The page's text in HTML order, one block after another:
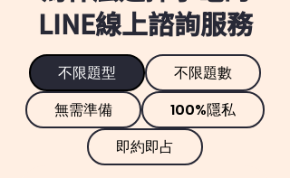
LINE線上諮詢服務
不限題型
不限題數
無需準備
100%隱私
即約即占